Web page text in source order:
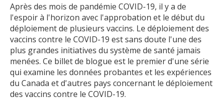
Après des mois de pandémie COVID-19, il y a de
l'espoir à l'horizon avec l'approbation et le début du
déploiement de plusieurs vaccins. Le déploiement des
vaccins contre le COVID-19 est sans doute l'une des
plus grandes initiatives du système de santé jamais
menées. Ce billet de blogue est le premier d'une série
qui examine les données probantes et les expériences
du Canada et d'autres pays concernant le déploiement
des vaccins contre le COVID-19.